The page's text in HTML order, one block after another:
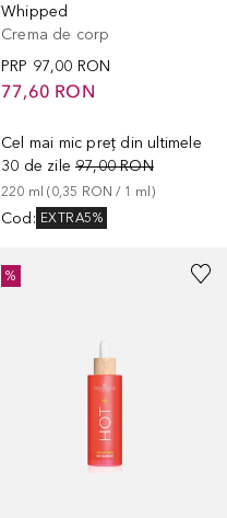
Whipped
Crema de corp
PRP 97,00 RON
77,60 RON
Cel mai mic preț din ultimele
30 de zile 97,00 RON
220 ml (0,35 RON / 1 ml)
Cod : EXTRA5%
%